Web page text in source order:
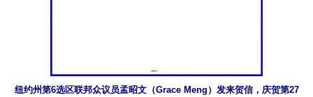
纽约州第6选区联邦众议员孟昭文（Grace Meng）发来贺信，庆贺第27